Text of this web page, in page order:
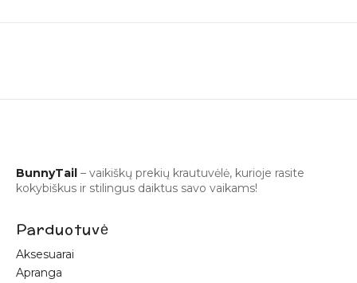
BunnyTail – vaikiškų prekių krautuvėlė, kurioje rasite
kokybiškus ir stilingus daiktus savo vaikams!
Parduotuvė
Aksesuarai
Apranga